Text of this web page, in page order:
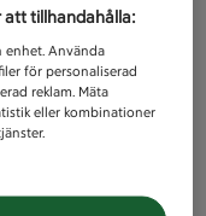
att tillhandahålla:
enhet. Använda
för personaliserad
reklam. Mäta
eller kombinationer